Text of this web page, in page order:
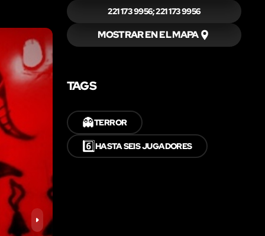
221 173 9956; 221 173 9956
MOSTRAR EN EL MAPA
TAGS
👻TERROR
6️⃣HASTA SEIS JUGADORES